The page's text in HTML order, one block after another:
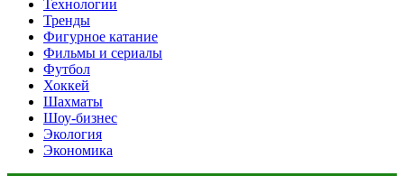
Технологии
Тренды
Фигурное катание
Фильмы и сериалы
Футбол
Хоккей
Шахматы
Шоу-бизнес
Экология
Экономика